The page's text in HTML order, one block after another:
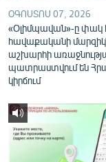
«Ազատության»
ՕԳՈՍՏՈՍ 07, 2026
«Օլիմպավան»-ը փակ
հավաքականի
աշխարհի
պատրաստվում են
կիրճում